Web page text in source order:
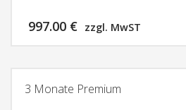
997.00 € zzgl. MwST
3 Monate Premium